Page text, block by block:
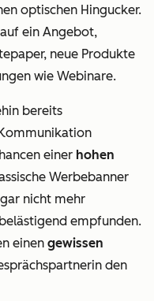
optischen Hingucker.
ein Angebot,
neue Produkte
wie Webinare.
bereits
einer hohen
Werbebanner
nicht mehr
empfunden.
einen gewissen
den